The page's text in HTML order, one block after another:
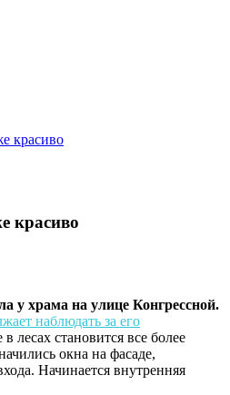
красиво
красиво
у храма на улице Конгрессной.
наблюдать за его
лесах становится все более
окна на фасаде,
Начинается внутренняя